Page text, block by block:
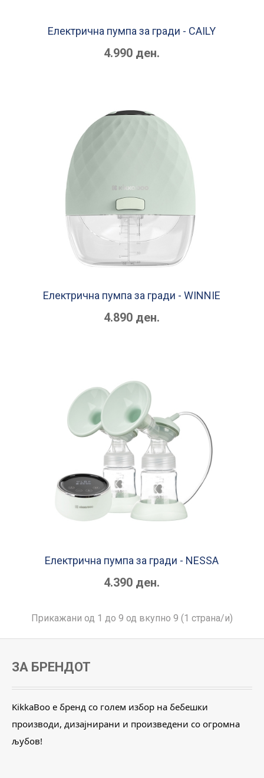
Електрична пумпа за гради - CAILY
4.990 ден.
Електрична пумпа за гради - WINNIE
4.890 ден.
Електрична пумпа за гради - NESSA
4.390 ден.
Прикажани од 1 до 9 од вкупно 9 (1 страна/и)
ЗА БРЕНДОТ
KikkaBoo е бренд со голем избор на бебешки
производи, дизајнирани и произведени со огромна
љубов!